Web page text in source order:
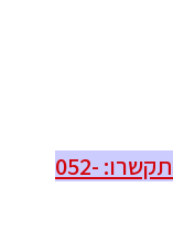
לקבלת הצעת מחיר לחצו כאן או התקשרו: 052-